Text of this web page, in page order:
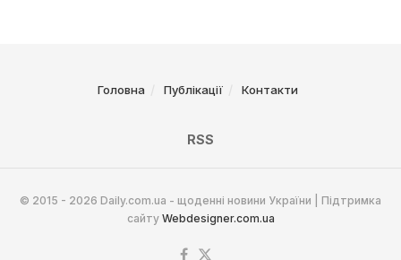
Головна Публікації Контакти
RSS
© 2015 - 2026 Daily.com.ua - щоденні новини України | Підтримка
сайту Webdesigner.com.ua